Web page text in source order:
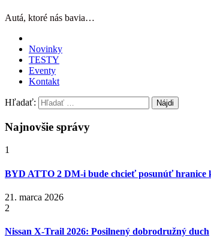
Autá, ktoré nás bavia…
Novinky
TESTY
Eventy
Kontakt
Hľadať:
Najnovšie správy
1
BYD ATTO 2 DM-i bude chcieť posunúť hranice
21. marca 2026
2
Nissan X‑Trail 2026: Posilnený dobrodružný duch